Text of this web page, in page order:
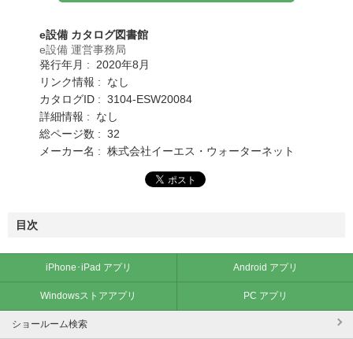
e設備 カタログ図書館
e設備 運営事務局
発行年月 : 2020年8月
リンク情報 : なし
カタログID : 3104-ESW20084
詳細情報 : なし
総ページ数 : 32
メーカー名 : 株式会社イーエス・ウォーターネット
目次
iPhone･iPad アプリ Android アプリ
Windowsストアアプリ PC アプリ
ショールーム検索